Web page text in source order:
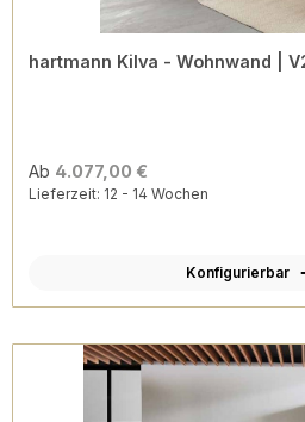
hartmann Kilva - Wohnwand |
Ab 4.077,00 €
Lieferzeit: 12 - 14 Wochen
Konfigurierbar